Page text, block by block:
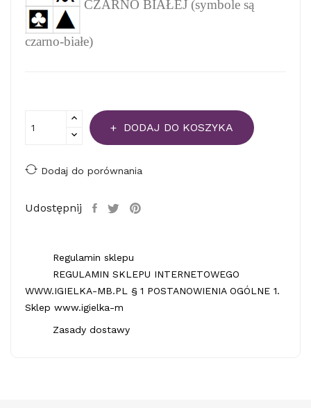
CZARNO BIAŁEJ (symbole są
czarno-białe)
DODAJ DO KOSZYKA
Dodaj do porównania
Udostępnij
Regulamin sklepu
REGULAMIN SKLEPU INTERNETOWEGO
WWW.IGIELKA-MB.PL § 1 POSTANOWIENIA OGÓLNE 1.
Sklep www.igielka-m
Zasady dostawy